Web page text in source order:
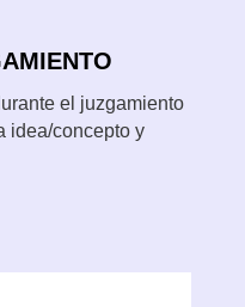
el juzgamiento
idea/concepto y